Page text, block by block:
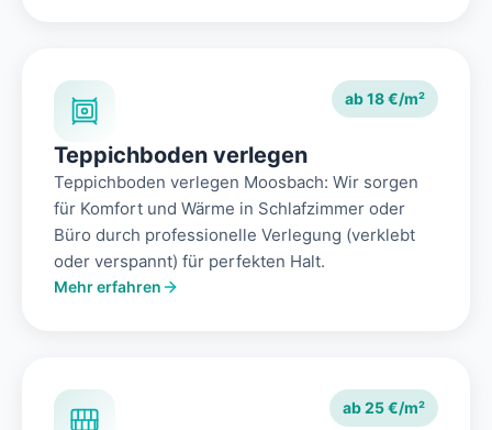
ab 18 €/m²
Teppichboden verlegen
Teppichboden verlegen Moosbach: Wir sorgen
für Komfort und Wärme in Schlafzimmer oder
Büro durch professionelle Verlegung (verklebt
oder verspannt) für perfekten Halt.
Mehr erfahren
ab 25 €/m²